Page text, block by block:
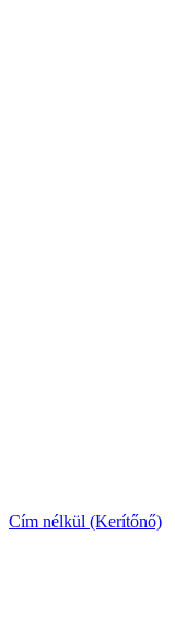
Cím nélkül (Kerítőnő)